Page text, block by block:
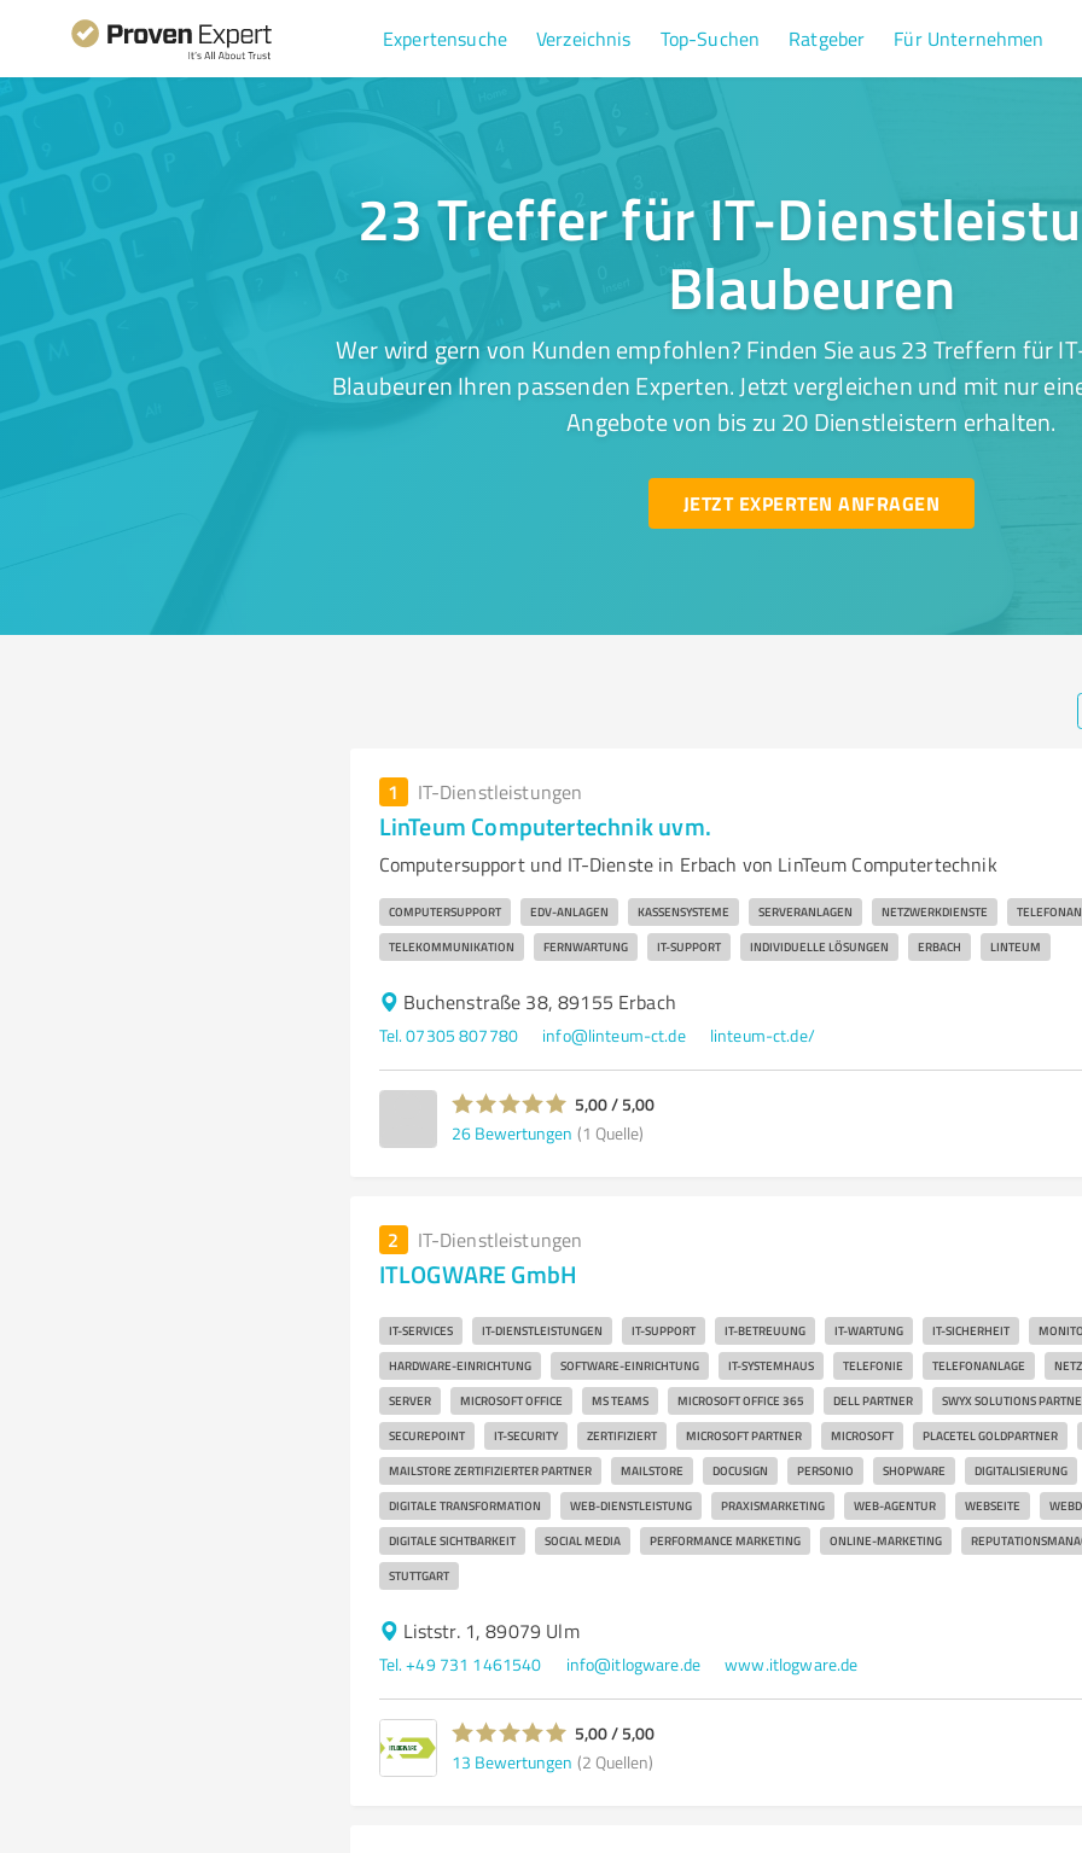
Expertensuche Verzeichnis Top-Suchen Ratgeber Für Unternehmen
23 Treffer für IT-
Blaubeuren
Wer wird gern von Kunden empfohlen? Finden Sie aus 23 Treffern für
Blaubeuren Ihren passenden Experten. Jetzt vergleichen und mit nur
Angebote von bis zu 20 Dienstleistern erhalten.
JETZT EXPERTEN ANFRAGEN
1 IT-Dienstleistungen
LinTeum Computertechnik uvm.
Computersupport und IT-Dienste in Erbach von LinTeum Computertechnik
COMPUTERSUPPORT EDV-ANLAGEN KASSENSYSTEME SERVERANLAGEN NETZWERKDIENSTE
TELEKOMMUNIKATION FERNWARTUNG IT-SUPPORT INDIVIDUELLE LÖSUNGEN ERBACH LINTEUM
Buchenstraße 38, 89155 Erbach
Tel. 07305 807780 info@linteum-ct.de linteum-ct.de/
5,00 / 5,00
26 Bewertungen (1 Quelle)
2 IT-Dienstleistungen
ITLOGWARE GmbH
IT-SERVICES IT-DIENSTLEISTUNGEN IT-SUPPORT IT-BETREUUNG IT-WARTUNG IT-SICHERHEIT
HARDWARE-EINRICHTUNG SOFTWARE-EINRICHTUNG IT-SYSTEMHAUS TELEFONIE TELEFONANLAGE
SERVER MICROSOFT OFFICE MS TEAMS MICROSOFT OFFICE 365 DELL PARTNER SWYX SOLUTIONS
SECUREPOINT IT-SECURITY ZERTIFIZIERT MICROSOFT PARTNER MICROSOFT PLACETEL GOLDPARTNER
MAILSTORE ZERTIFIZIERTER PARTNER MAILSTORE DOCUSIGN PERSONIO SHOPWARE DIGITALISIERUNG
DIGITALE TRANSFORMATION WEB-DIENSTLEISTUNG PRAXISMARKETING WEB-AGENTUR WEBSEITE
DIGITALE SICHTBARKEIT SOCIAL MEDIA PERFORMANCE MARKETING ONLINE-MARKETING
STUTTGART
Liststr. 1, 89079 Ulm
Tel. +49 731 1461540 info@itlogware.de www.itlogware.de
5,00 / 5,00
13 Bewertungen (2 Quellen)